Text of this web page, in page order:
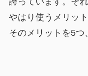
やはり使うメリッ
そのメリットを5つ